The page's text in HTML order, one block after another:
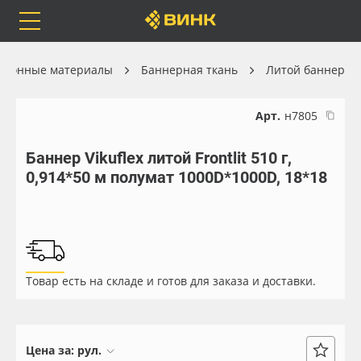
Каталог
Бренды
Доставка
Весь каталог
Самоклеящиеся плёнки
Листовые материалы
материалы Баннерная ткань Литой баннер
Арт. н7805
Баннер Vikuflex литой Frontlit 510 г,
0,914*50 м полумат 1000D*1000D, 18*18
Товар есть на складе и готов для заказа и доставки.
Цена за: рул.